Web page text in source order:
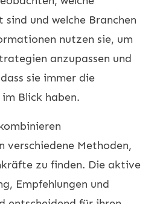
und welche Branchen
nutzen sie, um
anzupassen und
sie immer die
Blick haben.
verschiedene Methoden,
zu finden. Die aktive
Empfehlungen und